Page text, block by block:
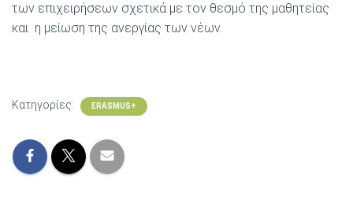
των επιχειρήσεων σχετικά με τον θεσμό της μαθητείας
και η μείωση της ανεργίας των νέων.
Κατηγορίες: ERASMUS+